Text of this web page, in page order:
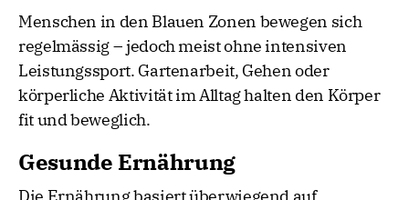
Menschen in den Blauen Zonen bewegen sich
regelmässig – jedoch meist ohne intensiven
Leistungssport. Gartenarbeit, Gehen oder
körperliche Aktivität im Alltag halten den Körper
fit und beweglich.
Gesunde Ernährung